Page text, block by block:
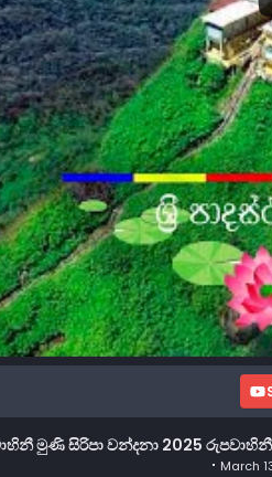
මුණි සිරිපා වන්දනා 2025 රුපවාහිනී
March